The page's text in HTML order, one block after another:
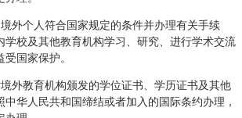
个人符合国家规定的条件并办理有关手续
学校及其他教育机构学习、研究、进行学术交流
国家保护。
教育机构颁发的学位证书、学历证书及其他
华人民共和国缔结或者加入的国际条约办理，